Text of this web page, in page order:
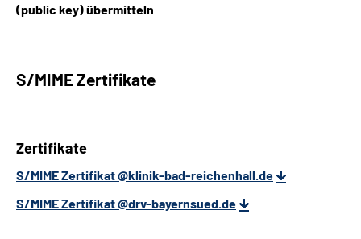
(public key) übermitteln
S/MIME Zertifikate
Zertifikate
S/MIME Zertifikat @klinik-bad-reichenhall.de
S/MIME Zertifikat @drv-bayernsued.de